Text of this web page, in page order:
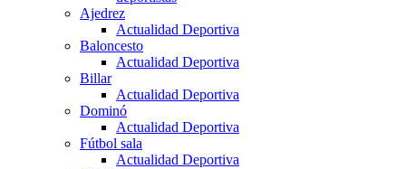
Ajedrez
Actualidad Deportiva
Baloncesto
Actualidad Deportiva
Billar
Actualidad Deportiva
Dominó
Actualidad Deportiva
Fútbol sala
Actualidad Deportiva